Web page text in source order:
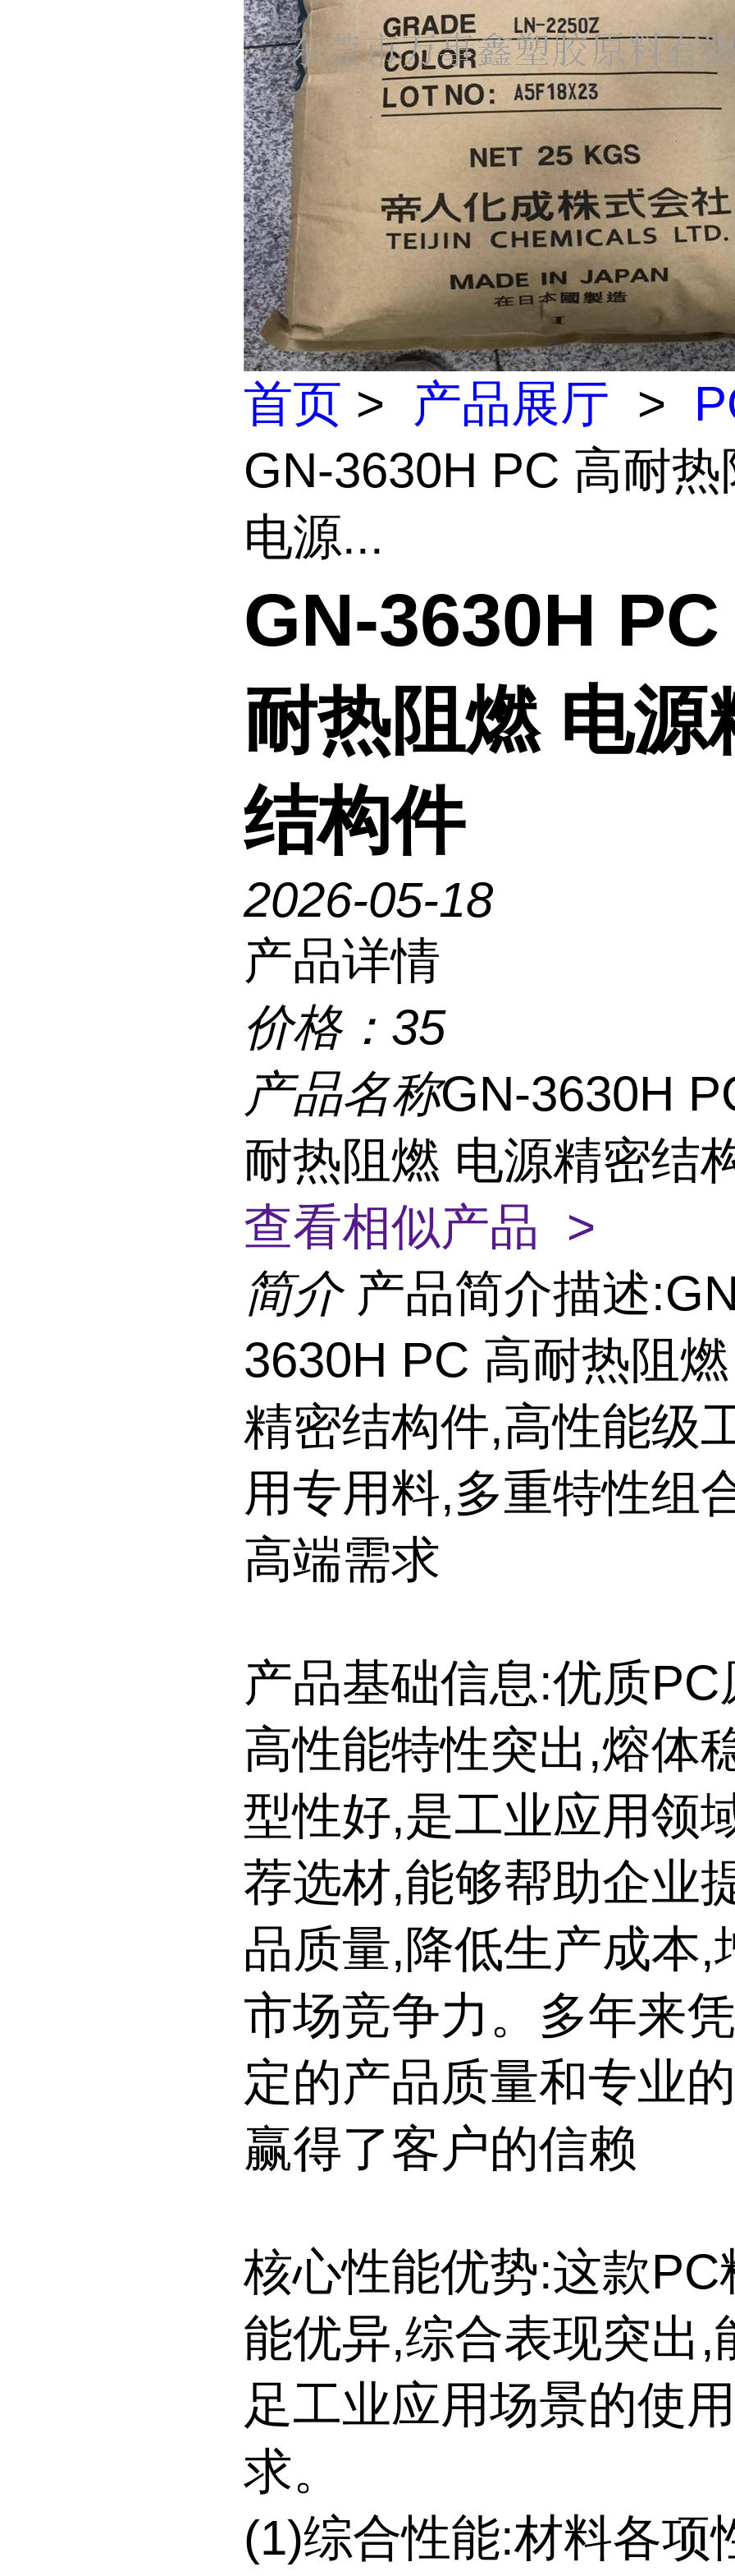
首页 > 产品展厅 >
GN-3630H PC 高耐热
电源...
GN-3630H
耐热阻燃 电源
结构件
2026-05-18
产品详情
价格： 35
产品名称GN-3630H
耐热阻燃 电源精密结
查看相似产品 >
简介 产品简介描述
3630H PC 高耐热阻
精密结构件,高性能级
用专用料,多重特性组
高端需求
产品基础信息:优质PC
高性能特性突出,熔体
型性好,是工业应用领
荐选材,能够帮助企业
品质量,降低生产成本,
市场竞争力。多年来
定的产品质量和专业
赢得了客户的信赖
核心性能优势:这款PC
能优异,综合表现突出,
足工业应用场景的使
求。
(1)综合性能:材料各项